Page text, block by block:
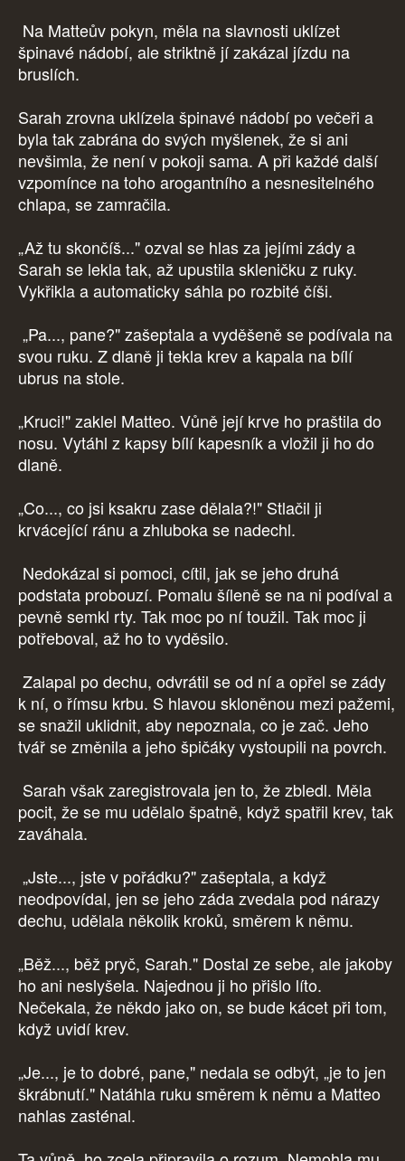
Na Matteův pokyn, měla na slavnosti uklízet
špinavé nádobí, ale striktně jí zakázal jízdu na
bruslích.
Sarah zrovna uklízela špinavé nádobí po večeři a
byla tak zabrána do svých myšlenek, že si ani
nevšimla, že není v pokoji sama. A při každé další
vzpomínce na toho arogantního a nesnesitelného
chlapa, se zamračila.
„Až tu skončíš..." ozval se hlas za jejími zády a
Sarah se lekla tak, až upustila skleničku z ruky.
Vykřikla a automaticky sáhla po rozbité číši.
„Pa..., pane?" zašeptala a vyděšeně se podívala na
svou ruku. Z dlaně ji tekla krev a kapala na bílí
ubrus na stole.
„Kruci!" zaklel Matteo. Vůně její krve ho praštila do
nosu. Vytáhl z kapsy bílí kapesník a vložil ji ho do
dlaně.
„Co..., co jsi ksakru zase dělala?!" Stlačil ji
krvácející ránu a zhluboka se nadechl.
Nedokázal si pomoci, cítil, jak se jeho druhá
podstata probouzí. Pomalu šíleně se na ni podíval a
pevně semkl rty. Tak moc po ní toužil. Tak moc ji
potřeboval, až ho to vyděsilo.
Zalapal po dechu, odvrátil se od ní a opřel se zády
k ní, o římsu krbu. S hlavou skloněnou mezi pažemi,
se snažil uklidnit, aby nepoznala, co je zač. Jeho
tvář se změnila a jeho špičáky vystoupili na povrch.
Sarah však zaregistrovala jen to, že zbledl. Měla
pocit, že se mu udělalo špatně, když spatřil krev, tak
zaváhala.
„Jste..., jste v pořádku?" zašeptala, a když
neodpovídal, jen se jeho záda zvedala pod nárazy
dechu, udělala několik kroků, směrem k němu.
„Běž..., běž pryč, Sarah." Dostal ze sebe, ale jakoby
ho ani neslyšela. Najednou ji ho přišlo líto.
Nečekala, že někdo jako on, se bude kácet při tom,
když uvidí krev.
„Je..., je to dobré, pane," nedala se odbýt, „je to jen
škrábnutí." Natáhla ruku směrem k němu a Matteo
nahlas zasténal.